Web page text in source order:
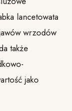
lancetowata
wrzodów
także
jako